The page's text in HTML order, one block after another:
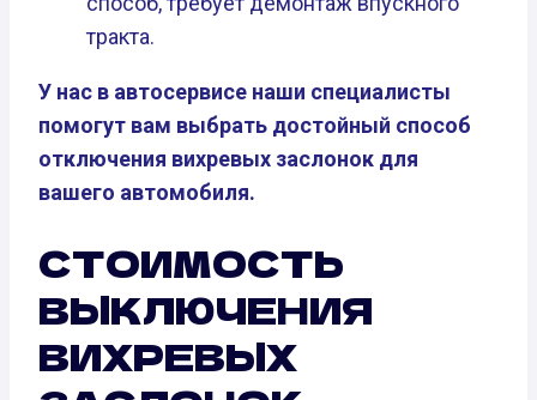
тракта.
У нас в автосервисе наши специалисты
помогут вам выбрать достойный способ
отключения вихревых заслонок для
вашего автомобиля.
СТОИМОСТЬ
ВЫКЛЮЧЕНИЯ
ВИХРЕВЫХ